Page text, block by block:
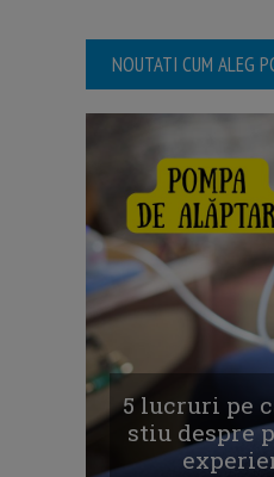
NOUTATI CUM ALEG
5 lucruri pe
stiu despre